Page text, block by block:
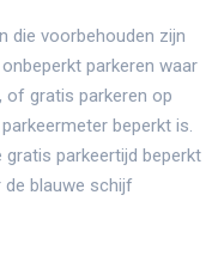
die voorbehouden zijn
parkeren waar
of gratis parkeren op
beperkt is.
parkeertijd beperkt
blauwe schijf